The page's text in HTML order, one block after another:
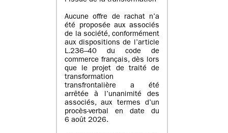
Aucune offre de rachat n’a
été proposée aux associés
de la société, conformément
aux dispositions de l’article
L.236–40 du code de
commerce français, dès lors
que le projet de traité de
transformation
transfrontalière a été
arrêtée à l’unanimité des
associés, aux termes d’un
procès-verbal en date du
6 août 2026.